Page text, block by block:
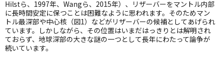
Hilstら、 1997年、 Wangら、 2015年）、リザーバーをマントル内部
に長時間安定に保つことは困難なように思われます。そのためマン
トル最深部や中心核（図1）などがリザーバーの候補としてあげられ
ています。しかしながら、その位置はいまだはっきりとは解明され
ておらず、地球深部の大きな謎の一つとして長年にわたって論争が
続いています。